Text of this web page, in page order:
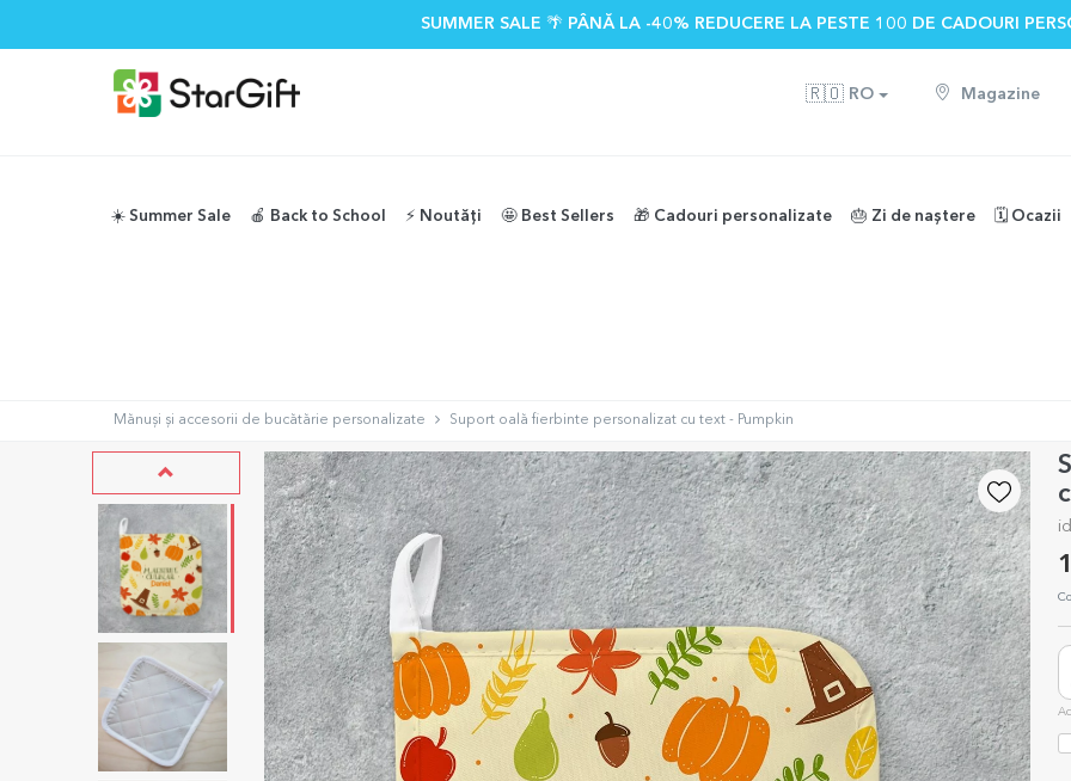
SUMMER SALE 🌴 PÂNĂ LA -40% REDUCERE LA PESTE 100 DE CADOURI
🇷🇴 RO Magazine
☀️ Summer Sale 🍎 Back to School ⚡️ Noutăți 🤩 Best Sellers 🎁 Cadouri personalizate 🎂 Zi de naștere 🗓️ Ocazii
Mănuși și accesorii de bucătărie personalizate Suport oală fierbinte personalizat cu text - Pumpkin